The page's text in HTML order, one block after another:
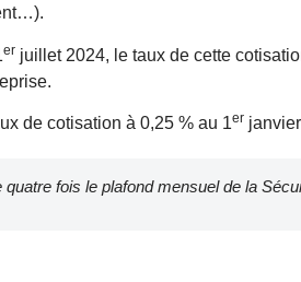
er juillet 2024, le taux de cette
de cotisation à 0,25 % au 1er
fois le plafond mensuel de la